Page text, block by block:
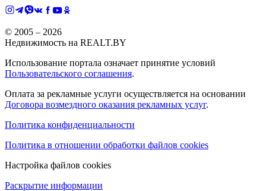
© 2005 – 2026
Недвижимость на REALT.BY
Использование портала означает принятие условий
Пользовательского соглашения.
Оплата за рекламные услуги осуществляется на основании
Договора возмездного оказания рекламных услуг.
Политика конфиденциальности
Политика в отношении обработки файлов cookies
Настройка файлов cookies
Раскрытие информации